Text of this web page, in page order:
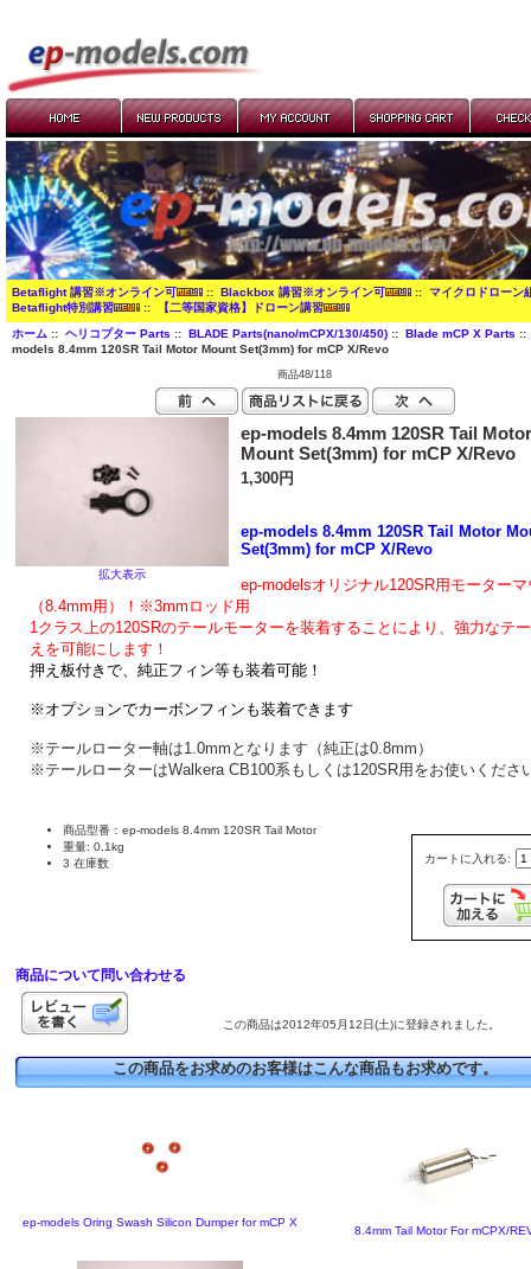
Betaflight 講習※オンライン可 :: Blackbox 講習※オンライン可 :: マイクロドローン
Betaflight特別講習
:: 【二等国家資格】ドローン講習
ホーム:: ヘリコプター Parts :: BLADE Parts(nano/mCPX/130/450):: Blade mCP X Parts ::
models 8.4mm 120SR Tail Motor Mount Set(3mm) for mCP X/Revo
商品48/118
拡大表示
ep-models 8.4mm 120SR Tail Motor
Mount Set(3mm) for mCP X/Revo
1,300円
ep-models 8.4mm 120SR Tail Motor
Set(3mm) for mCP X/Revo
ep-modelsオリジナル120SR用モーター
（8.4mm用）！※3mmロッド用
1クラス上の120SRのテールモーターを装着することにより、強力なテ
えを可能にします！
押え板付きで、純正フィン等も装着可能！
※オプションでカーボンフィンも装着できます
※テールローター軸は1.0mmとなります（純正は0.8mm）
※テールローターはWalkera CB100系もしくは120SR用をお使いくださ
カートに入れる:
商品型番：ep-models 8.4mm 120SR Tail Motor
重量: 0.1kg
3 在庫数
商品について問い合わせる
この商品は2012年05月12日(土)に登録されました。
この商品をお求めのお客様はこんな商品もお求めです。
ep-models Oring Swash Silicon Dumper for mCP X
8.4mm Tail Motor For mCPX/